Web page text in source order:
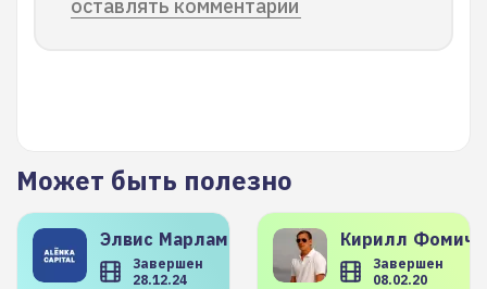
оставлять комментарии
Может быть полезно
Элвис Марламов
Завершен
28.12.24
Кирилл
Завершен
08.02.20